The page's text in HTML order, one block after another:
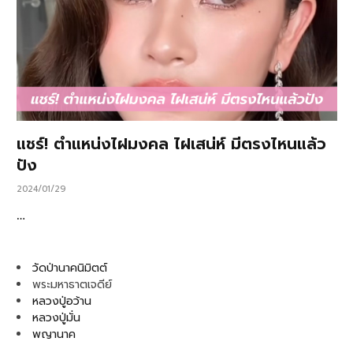
แชร์! ตำแหน่งไฝมงคล ไฝเสน่ห์ มีตรงไหนแล้ว
ปัง
2024/01/29
…
วัดป่านาคนิมิตต์
พระมหาธาตเจดีย์
หลวงปู่อว้าน
หลวงปู่มั่น
พญานาค